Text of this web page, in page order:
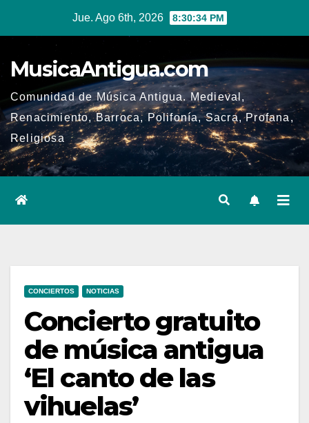
Jue. Ago 6th, 2026 8:30:35 PM
MusicaAntigua.com
Comunidad de Música Antigua. Medieval,
Renacimiento, Barroca, Polifonía, Sacra, Profana,
Religiosa
CONCIERTOS NOTICIAS
Concierto gratuito
de música antigua
‘El canto de las
vihuelas’